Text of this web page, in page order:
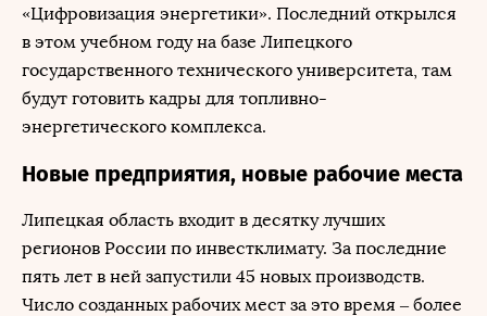
«Цифровизация энергетики». Последний открылся
в этом учебном году на базе Липецкого
государственного технического университета, там
будут готовить кадры для топливно-
энергетического комплекса.
Новые предприятия, новые рабочие места
Липецкая область входит в десятку лучших
регионов России по инвестклимату. За последние
пять лет в ней запустили 45 новых производств.
Число созданных рабочих мест за это время – более